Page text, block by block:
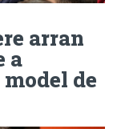
arran
a
de